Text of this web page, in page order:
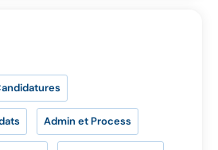
Admin et Process
SE CONNECTER